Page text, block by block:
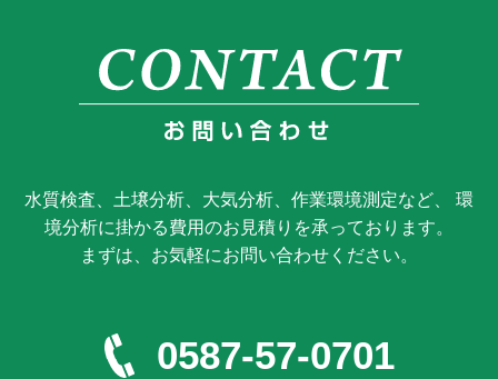
水質検査、土壌分析、大気分析、作業環境測定など、 環
境分析に掛かる費用のお見積りを承っております。
まずは、お気軽にお問い合わせください。
0587-57-0701